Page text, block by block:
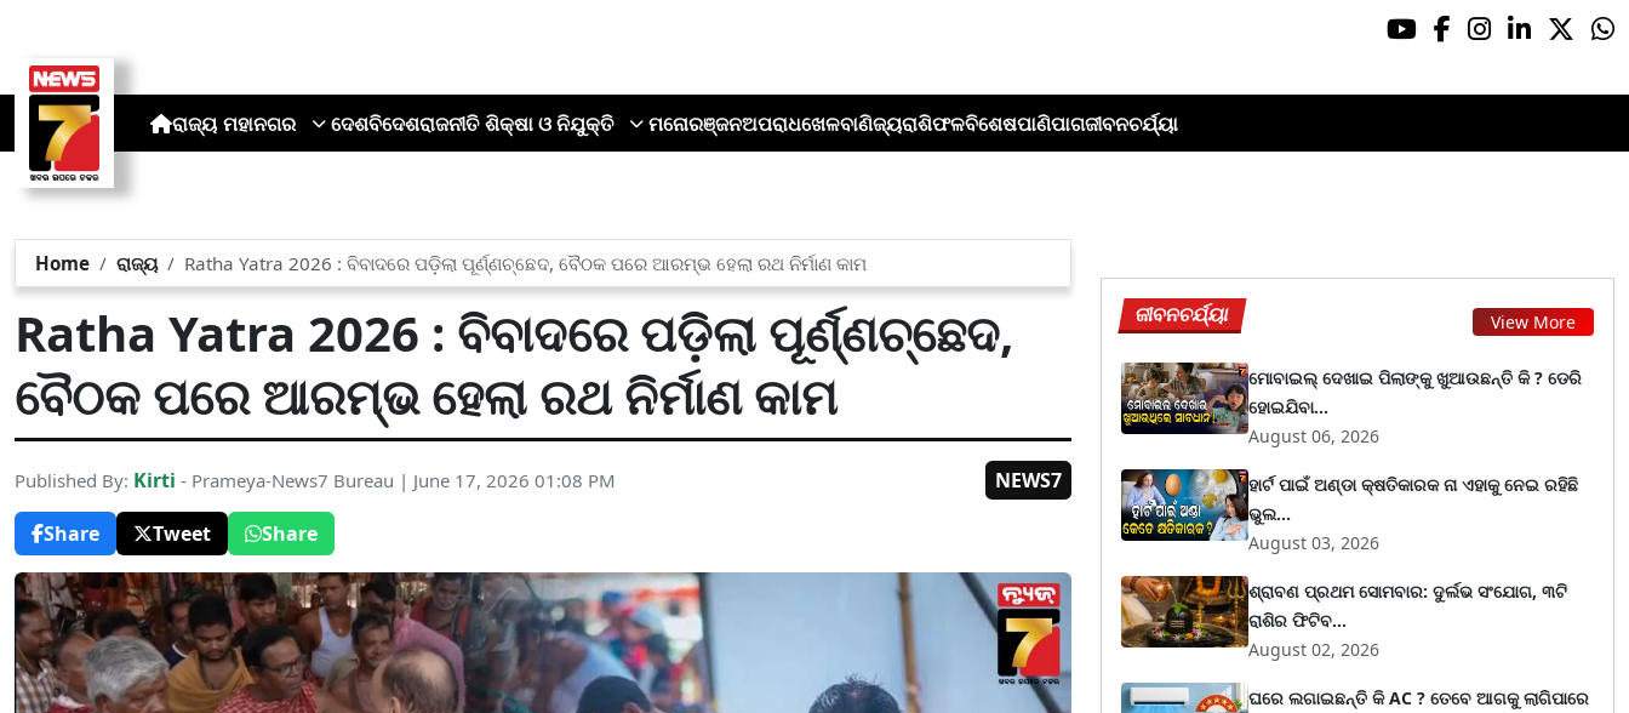
ରାଜ୍ୟ ମହାନଗର ଦେଶବିଦେଶରାଜନୀତି ଶିକ୍ଷା ଓ ନିଯୁକ୍ତି ମନୋରଞ୍ଜନଅପରାଧଖେଳବାଣିଜ୍ୟରାଶିଫଳବିଶେଷପାଣିପାଗଜୀବନଚର୍ଯ୍ୟା
Home ରାଜ୍ୟ Ratha Yatra 2026 : ବିବାଦରେ ପଡ଼ିଲା ପୂର୍ଣ୍ଣଚ୍ଛେଦ, ବୈଠକ ପରେ ଆରମ୍ଭ ହେଲା ରଥ ନିର୍ମାଣ କାମ
Ratha Yatra 2026 : ବିବାଦରେ ପଡ଼ିଲା ପୂର୍ଣ୍ଣଚ୍ଛେଦ,
ବୈଠକ ପରେ ଆରମ୍ଭ ହେଲା ରଥ ନିର୍ମାଣ କାମ
Published By: Kirti - Prameya-News7 Bureau | June 17, 2026 01:08 PM
NEWS7
Share
Tweet Share
ଜୀବନଚର୍ଯ୍ୟା View More
ମୋବାଇଲ୍ ଦେଖାଇ ପିଲାଙ୍କୁ ଖୁଆଉଛନ୍ତି କି ? ଡେରି
ହୋଇଯିବା...
August 06, 2026
ହାର୍ଟ ପାଇଁ ଅଣ୍ଡା କ୍ଷତିକାରକ ନା ଏହାକୁ ନେଇ ରହିଛି
ଭୁଲ...
August 03, 2026
ଶ୍ରାବଣ ପ୍ରଥମ ସୋମବାର: ଦୁର୍ଲଭ ସଂଯୋଗ, ୩ଟି
ରାଶିର ଫିଟିବ...
August 02, 2026
ଘରେ ଲଗାଇଛନ୍ତି କି AC ? ତେବେ ଆଗକୁ ଲାଗିପାରେ